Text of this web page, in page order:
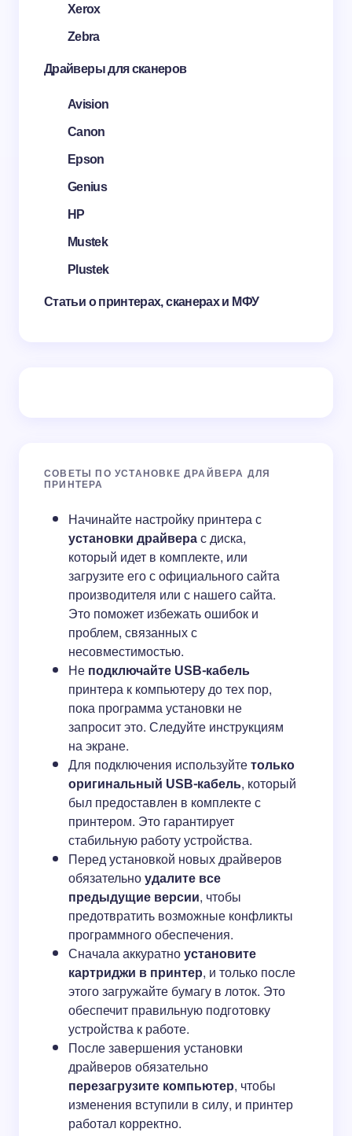
Xerox
Zebra
Драйверы для сканеров
Avision
Canon
Epson
Genius
HP
Mustek
Plustek
Статьи о принтерах, сканерах и МФУ
СОВЕТЫ ПО УСТАНОВКЕ ДРАЙВЕРА ДЛЯ
ПРИНТЕРА
Начинайте настройку принтера с
установки драйверас диска,
который идет в комплекте, или
загрузите его с официального сайта
производителя или с нашего сайта.
Это поможет избежать ошибок и
проблем, связанных с
несовместимостью.
Неподключайте USB-кабель
принтера к компьютеру до тех пор,
пока программа установки не
запросит это. Следуйте инструкциям
на экране.
Для подключения используйтетолько
оригинальный USB-кабель, который
был предоставлен в комплекте с
принтером. Это гарантирует
стабильную работу устройства.
Перед установкой новых драйверов
обязательноудалите все
предыдущие версии, чтобы
предотвратить возможные конфликты
программного обеспечения.
Сначала аккуратноустановите
картриджи в принтер, и только после
этого загружайте бумагу в лоток. Это
обеспечит правильную подготовку
устройства к работе.
После завершения установки
драйверов обязательно
перезагрузите компьютер, чтобы
изменения вступили в силу, и принтер
работал корректно.